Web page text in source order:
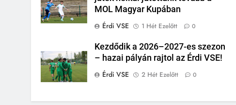
MOL Magyar Kupában
Érdi VSE
1 Hét Ezelőtt 0
Kezdődik a 2026–2027-es szezon
– hazai pályán rajtol az Érdi VSE!
Érdi VSE
2 Hét Ezelőtt 0